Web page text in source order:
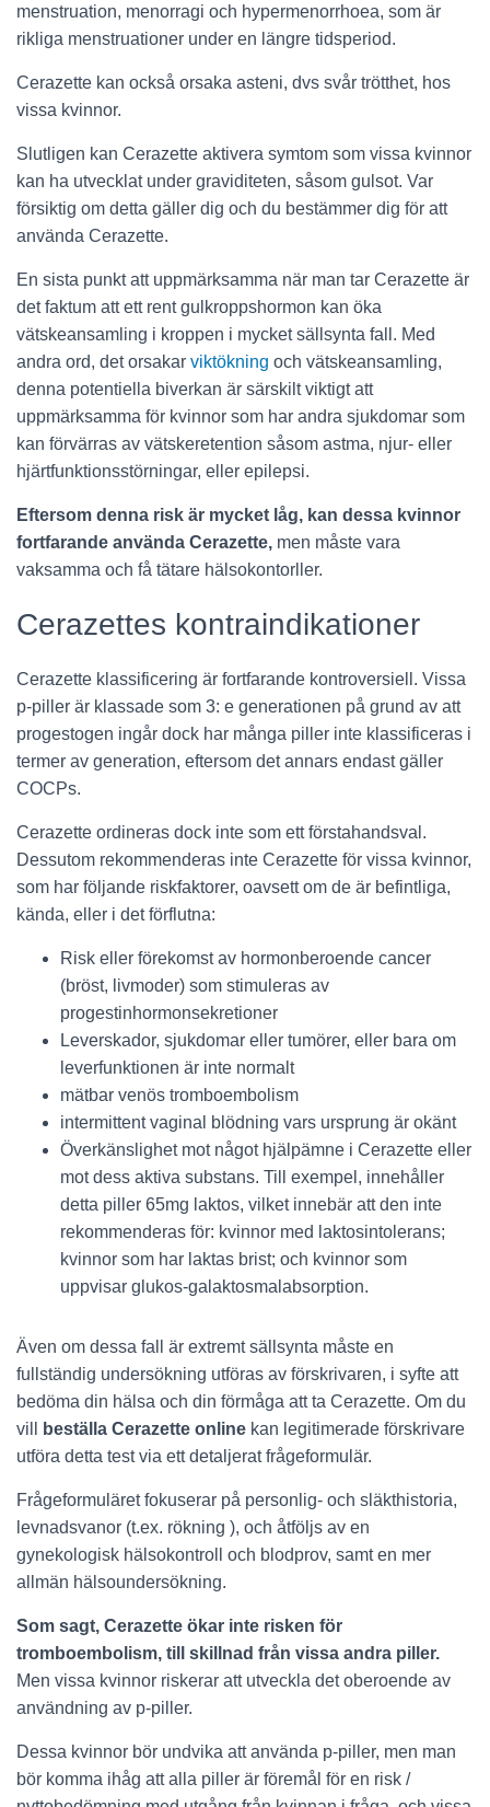
menstruation, menorragi och hypermenorrhoea, som är
rikliga menstruationer under en längre tidsperiod.
Cerazette kan också orsaka asteni, dvs svår trötthet, hos
vissa kvinnor.
Slutligen kan Cerazette aktivera symtom som vissa kvinnor
kan ha utvecklat under graviditeten, såsom gulsot. Var
försiktig om detta gäller dig och du bestämmer dig för att
använda Cerazette.
En sista punkt att uppmärksamma när man tar Cerazette är
det faktum att ett rent gulkroppshormon kan öka
vätskeansamling i kroppen i mycket sällsynta fall. Med
andra ord, det orsakar viktökning och vätskeansamling,
denna potentiella biverkan är särskilt viktigt att
uppmärksamma för kvinnor som har andra sjukdomar som
kan förvärras av vätskeretention såsom astma, njur- eller
hjärtfunktionsstörningar, eller epilepsi.
Eftersom denna risk är mycket låg, kan dessa kvinnor
fortfarande använda Cerazette, men måste vara
vaksamma och få tätare hälsokontorller.
Cerazettes kontraindikationer
Cerazette klassificering är fortfarande kontroversiell. Vissa
p-piller är klassade som 3: e generationen på grund av att
progestogen ingår dock har många piller inte klassificeras i
termer av generation, eftersom det annars endast gäller
COCPs.
Cerazette ordineras dock inte som ett förstahandsval.
Dessutom rekommenderas inte Cerazette för vissa kvinnor,
som har följande riskfaktorer, oavsett om de är befintliga,
kända, eller i det förflutna:
Risk eller förekomst av hormonberoende cancer
(bröst, livmoder) som stimuleras av
progestinhormonsekretioner
Leverskador, sjukdomar eller tumörer, eller bara om
leverfunktionen är inte normalt
mätbar venös tromboembolism
intermittent vaginal blödning vars ursprung är okänt
Överkänslighet mot något hjälpämne i Cerazette eller
mot dess aktiva substans. Till exempel, innehåller
detta piller 65mg laktos, vilket innebär att den inte
rekommenderas för: kvinnor med laktosintolerans;
kvinnor som har laktas brist; och kvinnor som
uppvisar glukos-galaktosmalabsorption.
Även om dessa fall är extremt sällsynta måste en
fullständig undersökning utföras av förskrivaren, i syfte att
bedöma din hälsa och din förmåga att ta Cerazette. Om du
vill
beställa Cerazette online kan legitimerade förskrivare
utföra detta test via ett detaljerat frågeformulär.
Frågeformuläret fokuserar på personlig- och släkthistoria,
levnadsvanor (t.ex. rökning ), och åtföljs av en
gynekologisk hälsokontroll och blodprov, samt en mer
allmän hälsoundersökning.
Som sagt, Cerazette ökar inte risken för
tromboembolism, till skillnad från vissa andra piller.
Men vissa kvinnor riskerar att utveckla det oberoende av
användning av p-piller.
Dessa kvinnor bör undvika att använda p-piller, men man
bör komma ihåg att alla piller är föremål för en risk /